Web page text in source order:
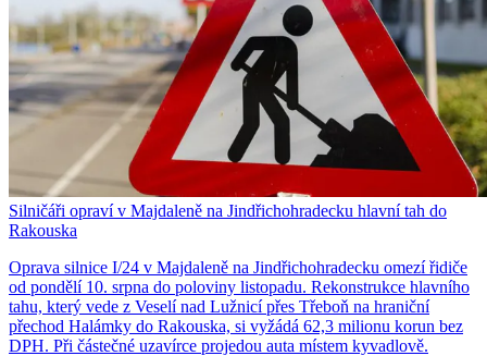
Silničáři opraví v Majdaleně na Jindřichohradecku hlavní tah do
Rakouska
Oprava silnice I/24 v Majdaleně na Jindřichohradecku omezí řidiče
od pondělí 10. srpna do poloviny listopadu. Rekonstrukce hlavního
tahu, který vede z Veselí nad Lužnicí přes Třeboň na hraniční
přechod Halámky do Rakouska, si vyžádá 62,3 milionu korun bez
DPH. Při částečné uzavírce projedou auta místem kyvadlově.